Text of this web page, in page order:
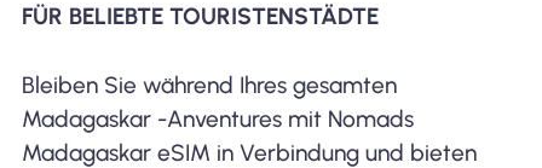
FÜR BELIEBTE TOURISTENSTÄDTE
Bleiben Sie während Ihres gesamten
Madagaskar -Anventures mit Nomads
Madagaskar eSIM in Verbindung und bieten